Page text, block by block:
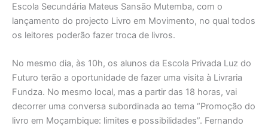
Escola Secundária Mateus Sansão Mutemba, com o
lançamento do projecto Livro em Movimento, no qual todos
os leitores poderão fazer troca de livros.
No mesmo dia, às 10h, os alunos da Escola Privada Luz do
Futuro terão a oportunidade de fazer uma visita à Livraria
Fundza. No mesmo local, mas a partir das 18 horas, vai
decorrer uma conversa subordinada ao tema “Promoção do
livro em Moçambique: limites e possibilidades”. Fernando